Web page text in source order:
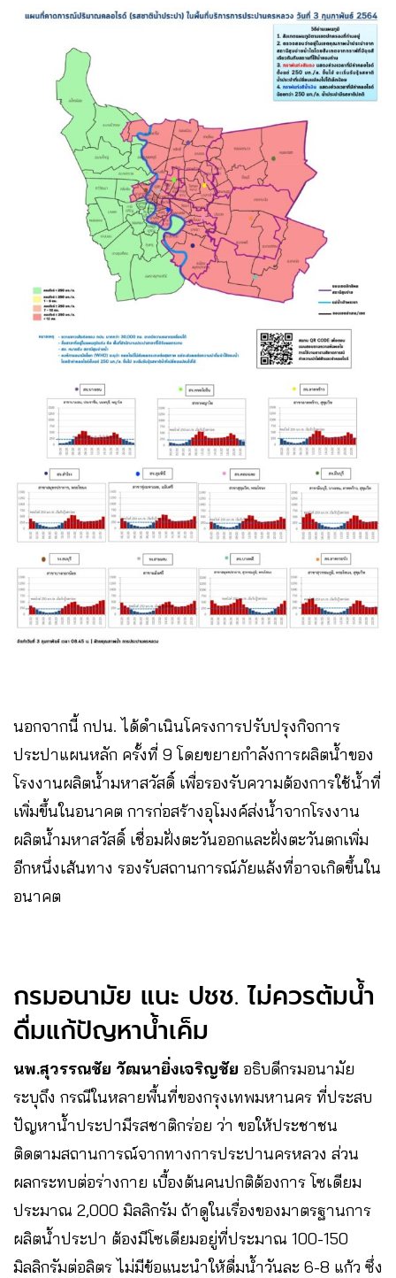
นอกจากนี้ กปน. ได้ดำเนินโครงการปรับปรุงกิจการ
ประปาแผนหลัก ครั้งที่ 9 โดยขยายกำลังการผลิตน้ำของ
โรงงานผลิตน้ำมหาสวัสดิ์ เพื่อรองรับความต้องการใช้น้ำที่
เพิ่มขึ้นในอนาคต การก่อสร้างอุโมงค์ส่งน้ำจากโรงงาน
ผลิตน้ำมหาสวัสดิ์ เชื่อมฝั่งตะวันออกและฝั่งตะวันตกเพิ่ม
อีกหนึ่งเส้นทาง รองรับสถานการณ์ภัยแล้งที่อาจเกิดขึ้นใน
อนาคต
กรมอนามัย แนะ ปชช. ไม่ควรต้มน้ำ
ดื่มแก้ปัญหาน้ำเค็ม
นพ.สุวรรณชัย วัฒนายิ่งเจริญชัย อธิบดีกรมอนามัย
ระบุถึง กรณีในหลายพื้นที่ของกรุงเทพมหานคร ที่ประสบ
ปัญหาน้ำประปามีรสชาติกร่อย ว่า ขอให้ประชาชน
ติดตามสถานการณ์จากทางการประปานครหลวง ส่วน
ผลกระทบต่อร่างกาย เบื้องต้นคนปกติต้องการ โซเดียม
ประมาณ 2,000 มิลลิกรัม ถ้าดูในเรื่องของมาตรฐานการ
ผลิตน้ำประปา ต้องมีโซเดียมอยู่ที่ประมาณ 100-150
มิลลิกรัมต่อลิตร ไม่มีข้อแนะนำให้ดื่มน้ำวันละ 6-8 แก้ว ซึ่ง